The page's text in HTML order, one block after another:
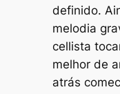
definido.
melodia
cellista
melhor de
atrás